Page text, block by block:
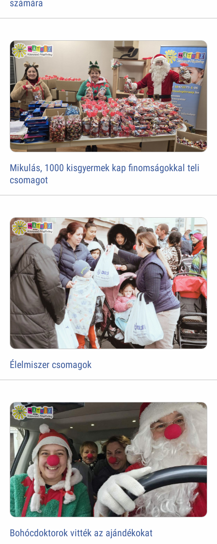
számára
Mikulás, 1000 kisgyermek kap finomságokkal teli
csomagot
Élelmiszer csomagok
Bohócdoktorok vitték az ajándékokat